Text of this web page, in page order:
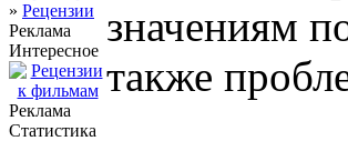
» Рецензии
Реклама
Интересное
Реклама
Статистика
значениям
также